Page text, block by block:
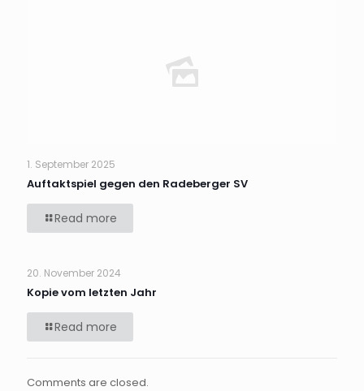
1. September 2025
Auftaktspiel gegen den Radeberger SV
Read more
20. November 2024
Kopie vom letzten Jahr
Read more
Comments are closed.